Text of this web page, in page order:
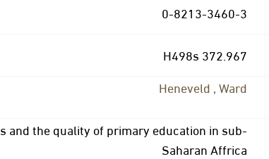
0-8213-3460-3
372.967 H498s
Heneveld , Ward
and the quality of primary education in sub-
Saharan Affrica